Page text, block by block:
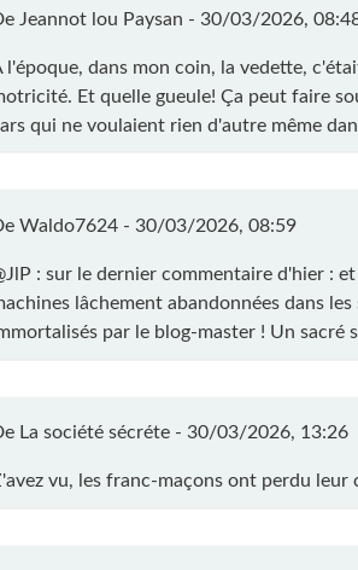
Jeannot lou Paysan - 30/03/2026,
l'époque, dans mon coin, la vedette,
Et quelle gueule! Ça peut faire
qui ne voulaient rien d'autre même
Waldo7624 - 30/03/2026, 08:59
: sur le dernier commentaire d'hier :
lâchement abandonnées dans
par le blog-master ! Un sacré
La société sécréte - 30/03/2026, 13:26
vu, les franc-maçons ont perdu leur